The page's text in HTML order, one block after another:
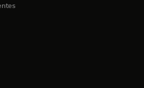
pestaña nueva